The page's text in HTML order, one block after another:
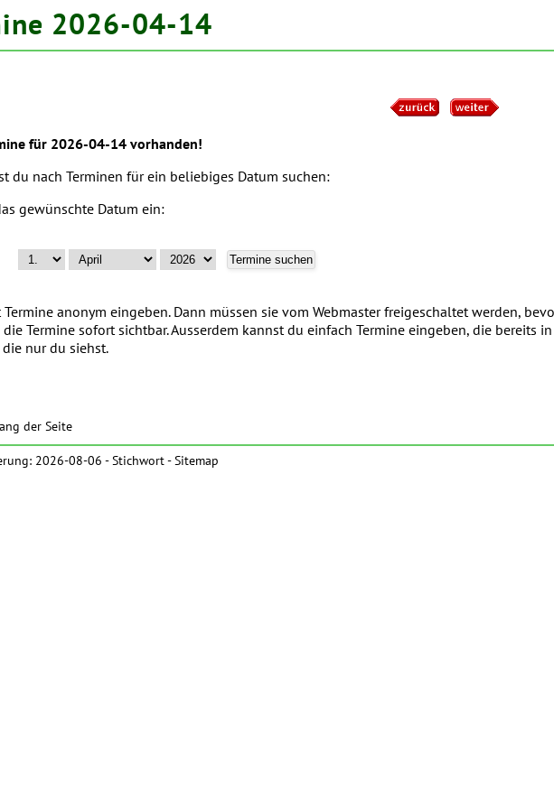
2026-04-14
für 2026-04-14 vorhanden!
du nach Terminen für ein beliebiges Datum suchen:
gewünschte Datum ein:
Termine anonym eingeben. Dann müssen sie vom Webmaster freigeschaltet werden,
Termine sofort sichtbar. Ausserdem kannst du einfach Termine eingeben, die bereits
nur du siehst.
der Seite
2026-08-06 -Stichwort-Sitemap